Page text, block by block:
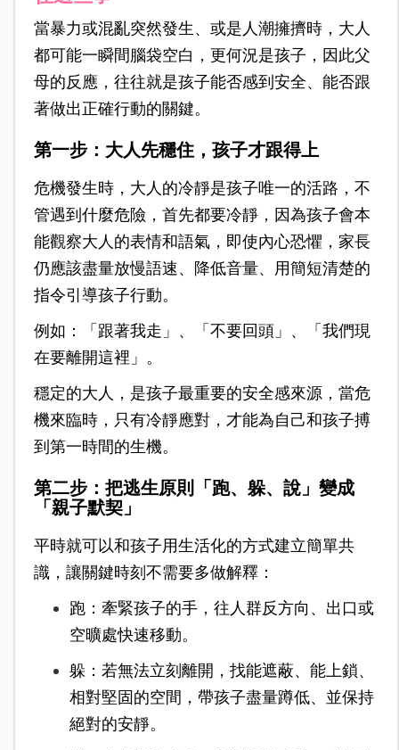
當暴力或混亂突然發生、或是人潮擁擠時，大人
都可能一瞬間腦袋空白，更何況是孩子，因此父
母的反應，往往就是孩子能否感到安全、能否跟
著做出正確行動的關鍵。
第一步：大人先穩住，孩子才跟得上
危機發生時，大人的冷靜是孩子唯一的活路，不
管遇到什麼危險，首先都要冷靜，因為孩子會本
能觀察大人的表情和語氣，即使內心恐懼，家長
仍應該盡量放慢語速、降低音量、用簡短清楚的
指令引導孩子行動。
例如：「跟著我走」、「不要回頭」、「我們現
在要離開這裡」。
穩定的大人，是孩子最重要的安全感來源，當危
機來臨時，只有冷靜應對，才能為自己和孩子搏
到第一時間的生機。
第二步：把逃生原則「跑、躲、說」變成
「親子默契」
平時就可以和孩子用生活化的方式建立簡單共
識，讓關鍵時刻不需要多做解釋：
跑：牽緊孩子的手，往人群反方向、出口或
空曠處快速移動。
躲：若無法立刻離開，找能遮蔽、能上鎖、
相對堅固的空間，帶孩子盡量蹲低、並保持
絕對的安靜。